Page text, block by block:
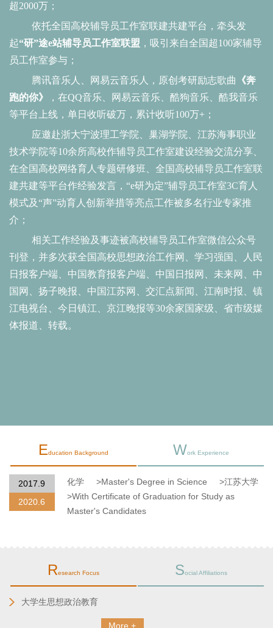
超2000万；
依托全国高校辅导员工作室联建共建平台，牵头发
起“研”途e站辅导员工作室联盟 ，吸引来自全国超100家辅导
员工作室参与；
腾讯音乐人、网易云音乐人，原创考研励志歌曲
《奔
跑的你》
，在QQ音乐、网易云音乐、酷狗音乐、酷我音乐
等平台上线，单日收听破万，累计收听100万+；
应邀赴浙大宁波理工学院、巢湖学院、江苏海事职业
技术学院等10余所高校作辅导员工作室建设经验交流分享、
在全国高校网络育人专题研修班、全国高校辅导员工作室联
建共建等平台作经验发言，“e研为定”辅导员工作室3C育人
模式及“声”动育人创新举措等亮点工作被多名行业专家推
介；
相关工作经验及事迹被高校辅导员工作室微信公众号
刊登，并多次获全国高校思想政治工作网、学习强国、人民
日报客户端、中国教育报客户端、中国日报网、未来网、中
国网、扬子晚报、中国江苏网、交汇点新闻、江南时报、镇
江电视台、今日镇江、京江晚报等30余家国家级、省市级媒
体报道、转载。
Education Background Work Experience
2017.9
2020.6
化学 >Master's Degree in Science
>江苏大学
>With Certificate of Graduation for Study as
Master's Candidates
Research Focus Social Affiliations
大学生思想政治教育
More +